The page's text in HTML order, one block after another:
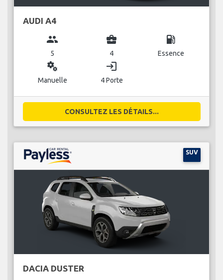
AUDI A4
group
5
business_center
4
local_gas_station
Essence
miscellaneous_services
Manuelle
login
4 Porte
CONSULTEZ LES DÉTAILS...
SUV
DACIA DUSTER